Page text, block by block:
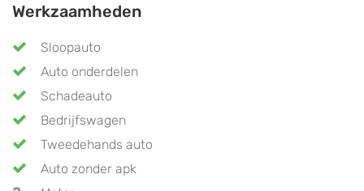
Werkzaamheden
Sloopauto
Auto onderdelen
Schadeauto
Bedrijfswagen
Tweedehands auto
Auto zonder apk